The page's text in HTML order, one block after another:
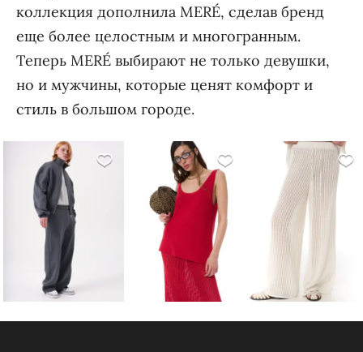
коллекция дополнила MERÉ, сделав бренд
еще более целостным и многогранным.
Теперь MERÉ выбирают не только девушки,
но и мужчины, которые ценят комфорт и
стиль в большом городе.